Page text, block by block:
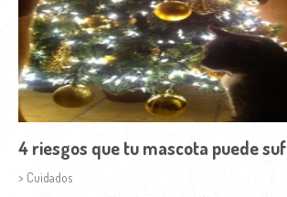
4 riesgos que tu mascota puede
> Cuidados